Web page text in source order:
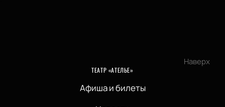
Наверх
ТЕАТР «АТЕЛЬЕ»
Афиша и билеты